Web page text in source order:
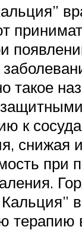
такое
к
снижая
при
Кальция”
терапию